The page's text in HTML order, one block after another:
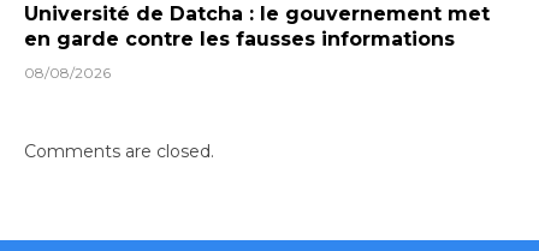
Université de Datcha : le gouvernement met
en garde contre les fausses informations
08/08/2026
Comments are closed.